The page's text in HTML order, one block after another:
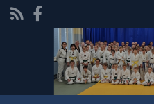
Search for: